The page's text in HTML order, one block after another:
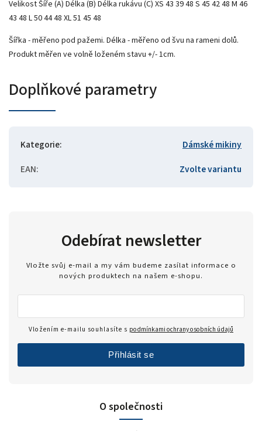
Velikost Šíře (A) Délka (B) Délka rukávu (C) XS 43 39 48 S 45 42 48 M 46
43 48 L 50 44 48 XL 51 45 48
Šířka - měřeno pod pažemi. Délka - měřeno od švu na rameni dolů.
Produkt měřen ve volně loženém stavu +/- 1cm.
Doplňkové parametry
Kategorie:
Dámské mikiny
EAN: Zvolte variantu
O společnosti
Odebírat newsletter
Vložte svůj e-mail a my vám budeme zasílat informace o
nových produktech na našem e-shopu.
Vložením e-mailu souhlasíte s podmínkami ochrany osobních údajů
Přihlásit se